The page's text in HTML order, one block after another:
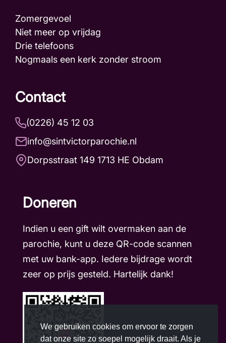
Zomergevoel
Niet meer op vrijdag
Drie telefoons
Nogmaals een kerk zonder stroom
Contact
(0226) 45 12 03
info@sintvictorparochie.nl
Dorpsstraat 149 1713 HE Obdam
Doneren
Indien u een gift wilt overmaken aan de
parochie, kunt u deze QR-code scannen
met uw bank-app. Iedere bijdrage wordt
zeer op prijs gesteld. Hartelijk dank!
We gebruiken cookies om ervoor te zorgen
dat onze site zo soepel mogelijk draait. Als je